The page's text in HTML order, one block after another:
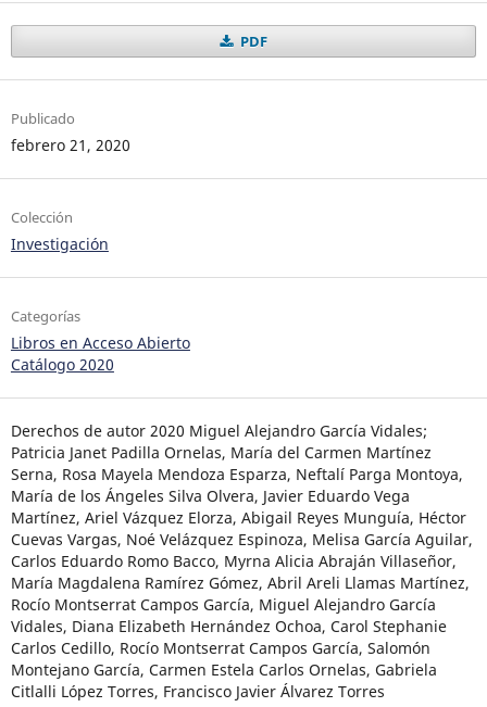
PDF
Publicado
febrero 21, 2020
Colección
Investigación
Categorías
Libros en Acceso Abierto
Catálogo 2020
Derechos de autor 2020 Miguel Alejandro García Vidales;
Patricia Janet Padilla Ornelas, María del Carmen Martínez
Serna, Rosa Mayela Mendoza Esparza, Neftalí Parga Montoya,
María de los Ángeles Silva Olvera, Javier Eduardo Vega
Martínez, Ariel Vázquez Elorza, Abigail Reyes Munguía, Héctor
Cuevas Vargas, Noé Velázquez Espinoza, Melisa García Aguilar,
Carlos Eduardo Romo Bacco, Myrna Alicia Abraján Villaseñor,
María Magdalena Ramírez Gómez, Abril Areli Llamas Martínez,
Rocío Montserrat Campos García, Miguel Alejandro García
Vidales, Diana Elizabeth Hernández Ochoa, Carol Stephanie
Carlos Cedillo, Rocío Montserrat Campos García, Salomón
Montejano García, Carmen Estela Carlos Ornelas, Gabriela
Citlalli López Torres, Francisco Javier Álvarez Torres